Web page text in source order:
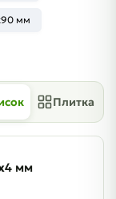
мм
Плитка
мм